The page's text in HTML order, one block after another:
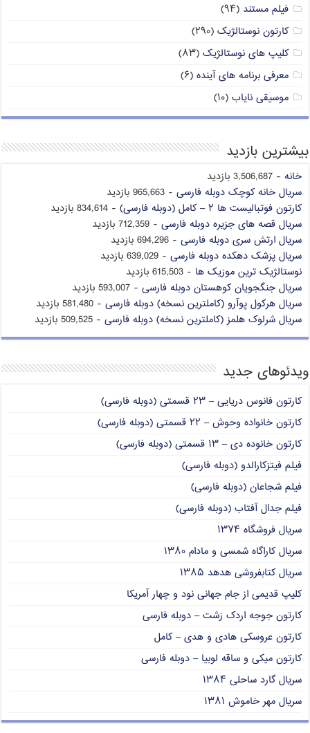
فیلم مستند (۹۴)
کارتون نوستالژیک (۲۹۰)
کلیپ های نوستالژیک (۸۳)
معرفی برنامه های آینده (۶)
موسیقی نایاب (۱۰)
بیشترین بازدید
خانه - 3,506,687 بازدید
سریال خانه کوچک دوبله فارسی - 965,663 بازدید
کارتون فوتبالیست ها ۲ – کامل (دوبله فارسی)
- 834,614 بازدید
سریال قصه های جزیره دوبله فارسی - 712,359 بازدید
سریال ارتش سری دوبله فارسی - 694,296 بازدید
سریال پزشک دهکده دوبله فارسی - 639,029 بازدید
نوستالژیک ترین موزیک ها - 615,503 بازدید
سریال جنگجویان کوهستان دوبله فارسی - 593,007 بازدید
سریال هرکول پوآرو (کاملترین نسخه) دوبله فارسی - 581,480 بازدید
سریال شرلوک هلمز (کاملترین نسخه) دوبله فارسی - 509,525 بازدید
ویدئوهای جدید
کارتون فانوس دریایی – ۲۳ قسمتی (دوبله فارسی)
کارتون خانواده وحوش – ۲۲ قسمتی (دوبله فارسی)
کارتون خانوده دی – ۱۳ قسمتی (دوبله فارسی)
فیلم فیتزکارالدو (دوبله فارسی)
فیلم شجاعان (دوبله فارسی)
فیلم جدال آفتاب (دوبله فارسی)
سریال فروشگاه ۱۳۷۴
سریال کاراگاه شمسی و مادام ۱۳۸۰
سریال کتابفروشی هدهد ۱۳۸۵
کلیپ قدیمی از جام جهانی نود و چهار آمریکا
کارتون جوجه اردک زشت – دوبله فارسی
کارتون عروسکی هادی و هدی – کامل
کارتون میکی و ساقه لوبیا – دوبله فارسی
سریال گارد ساحلی ۱۳۸۴
سریال مهر خاموش ۱۳۸۱